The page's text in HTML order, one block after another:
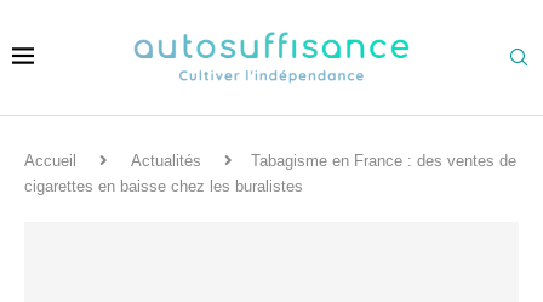
Accueil Actualités
Tabagisme en France : des ventes de
cigarettes en baisse chez les buralistes